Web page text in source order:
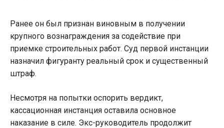
Ранее он был признан виновным в получении
крупного вознаграждения за содействие при
приемке строительных работ. Суд первой инстанции
назначил фигуранту реальный срок и существенный
штраф.
Несмотря на попытки оспорить вердикт,
кассационная инстанция оставила основное
наказание в силе. Экс-руководитель продолжит